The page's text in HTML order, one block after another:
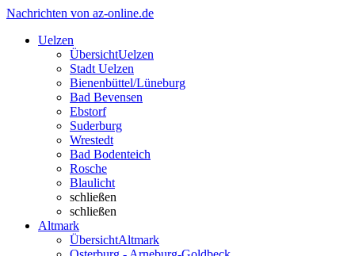
Nachrichten von az-online.de
Uelzen
ÜbersichtUelzen
Stadt Uelzen
Bienenbüttel/Lüneburg
Bad Bevensen
Ebstorf
Suderburg
Wrestedt
Bad Bodenteich
Rosche
Blaulicht
schließen
schließen
Altmark
ÜbersichtAltmark